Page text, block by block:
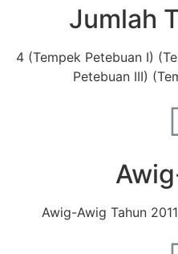
Jumlah
4 (Tempek Petebuan I)
Petebuan III)
Awig-Awig Tahun